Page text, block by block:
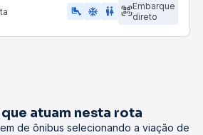
airline_seat_legroom_extra ac_unit wc
Embarque
direto
atuam nesta rota
de ônibus selecionando a viação de